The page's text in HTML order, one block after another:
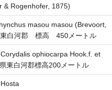
& Rogenhofer, 1875)
masou masou (Brevoort,
白河郡 標高 450メートル
ophiocarpa Hook.f. et
東白河郡標高200メートル